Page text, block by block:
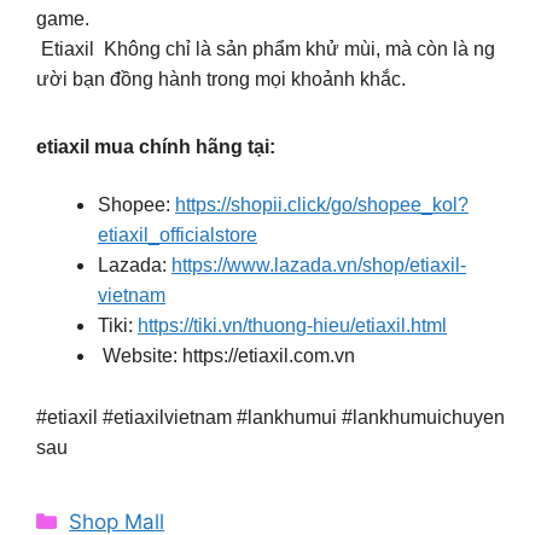
game.
Etiaxil Không chỉ là sản phẩm khử mùi, mà còn là ng
ười bạn đồng hành trong mọi khoảnh khắc.
etiaxil mua chính hãng tại:
Shopee: https://shopii.click/go/shopee_kol?
etiaxil_officialstore
Lazada: https://www.lazada.vn/shop/etiaxil-
vietnam
Tiki: https://tiki.vn/thuong-hieu/etiaxil.html
Website: https://etiaxil.com.vn️
#etiaxil #etiaxilvietnam #lankhumui #lankhumuichuyen
sau
Categories
Shop Mall